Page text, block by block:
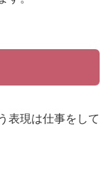
表現は仕事をして